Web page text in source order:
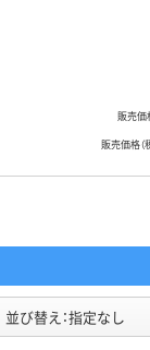
販売価
販売価格（
並び替え：指定なし